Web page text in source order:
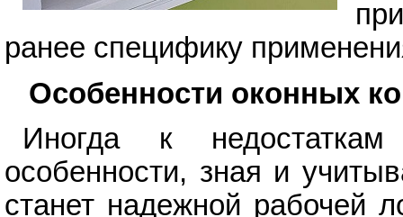
ранее специфику
Особенности оконных
Иногда к
особенности, зная и
станет надежной рабочей